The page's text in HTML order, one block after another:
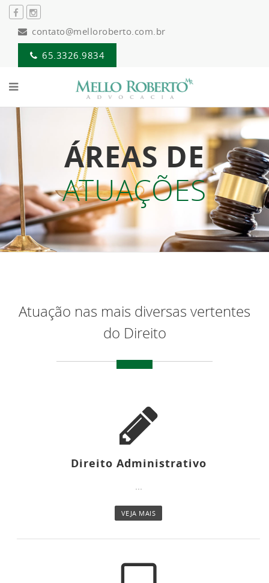
contato@melloroberto.com.br
65.3326.9834
ÁREAS DE
ATUAÇÕES
Atuação nas mais diversas vertentes
do Direito
Direito Administrativo
...
VEJA MAIS